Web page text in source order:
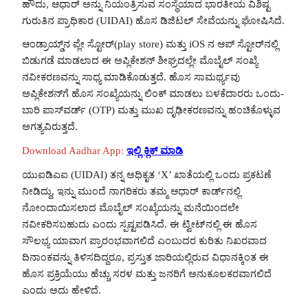
ಹೌದು, ಆಧಾರ್ ಅನ್ನು ನಿಯಂತ್ರಿಸುವ ಸಂಸ್ಥೆಯಾದ ಭಾರತೀಯ ವಿಶಿಷ್ಟ
ಗುರುತಿನ ಪ್ರಾಧಿಕಾರ (UIDAI) ಹೊಸ ಡಿಜಿಟಲ್ ಸೇವೆಯನ್ನು ಘೋಷಿಸಿದೆ.
ಆಂಡ್ರಾಯ್ಡ್‌ನ ಪ್ಲೇ ಸ್ಟೋರ್(play store) ಮತ್ತು iOS ನ ಆಪ್ ಸ್ಟೋರ್‌ನಲ್ಲಿ
ಬಿಡುಗಡೆ ಮಾಡಲಾದ ಈ ಅಪ್ಲಿಕೇಶನ್ ಶೀಘ್ರದಲ್ಲೇ ಮೊಬೈಲ್ ಸಂಖ್ಯೆ
ನವೀಕರಣವನ್ನು ಸಾಧ್ಯ ಮಾಡಿಕೊಡುತ್ತದೆ. ಹೊಸ ಸಾಮರ್ಥ್ಯವು
ಅಪ್ಲಿಕೇಶನ್‌ಗೆ ಹೊಸ ಸಂಖ್ಯೆಯನ್ನು ಲಿಂಕ್ ಮಾಡಲು ಬಳಕೆದಾರರು ಒಂದು-
ಬಾರಿ ಪಾಸ್‌ವರ್ಡ್ (OTP) ಮತ್ತು ಮುಖ ದೃಢೀಕರಣವನ್ನು ಹಂಚಿಕೊಳ್ಳುವ
ಅಗತ್ಯವಿರುತ್ತದೆ.
Download Aadhar App: ಇಲ್ಲಿ ಕ್ಲಿಕ್ ಮಾಡಿ
ಯುಐಡಿಎಐ (UIDAI) ತನ್ನ ಅಧಿಕೃತ ‘X’ ಖಾತೆಯಲ್ಲಿ ಒಂದು ಪ್ರಕಟಣೆ
ನೀಡಿದ್ದು, ಇನ್ನು ಮುಂದೆ ನಾಗರಿಕರು ತಮ್ಮ ಆಧಾರ್ ಕಾರ್ಡ್‌ನಲ್ಲಿ
ನೋಂದಾಯಿಸಲಾದ ಮೊಬೈಲ್ ಸಂಖ್ಯೆಯನ್ನು ಮನೆಯಿಂದಲೇ
ನವೀಕರಿಸಬಹುದು ಎಂದು ಸ್ಪಷ್ಟಪಡಿಸಿದೆ. ಈ ಟ್ವೀಟ್‌ನಲ್ಲಿ ಈ ಹೊಸ
ಸೌಲಭ್ಯ ಯಾವಾಗ ಪ್ರಾರಂಭವಾಗಲಿದೆ ಎಂಬುದರ ಕುರಿತು ನಿಖರವಾದ
ದಿನಾಂಕವನ್ನು ತಿಳಿಸದಿದ್ದರೂ, ಪ್ರಸ್ತುತ ಜಾರಿಯಲ್ಲಿರುವ ವಿಧಾನಕ್ಕಿಂತ ಈ
ಹೊಸ ಪ್ರಕ್ರಿಯೆಯು ಹೆಚ್ಚು ಸರಳ ಮತ್ತು ಜನರಿಗೆ ಅನುಕೂಲಕರವಾಗಲಿದೆ
ಎಂದು ಅದು ಹೇಳಿದೆ.